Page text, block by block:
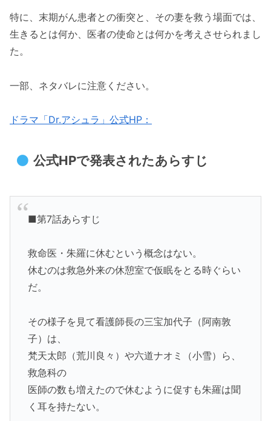
特に、末期がん患者との衝突と、その妻を救う場面では、
生きるとは何か、医者の使命とは何かを考えさせられまし
た。
一部、ネタバレに注意ください。
ドラマ「Dr.アシュラ」公式HP：
公式HPで発表されたあらすじ
■第7話あらすじ
救命医・朱羅に休むという概念はない。
休むのは救急外来の休憩室で仮眠をとる時ぐらい
だ。
その様子を見て看護師長の三宝加代子（阿南敦
子）は、
梵天太郎（荒川良々）や六道ナオミ（小雪）ら、
救急科の
医師の数も増えたので休むように促すも朱羅は聞
く耳を持たない。